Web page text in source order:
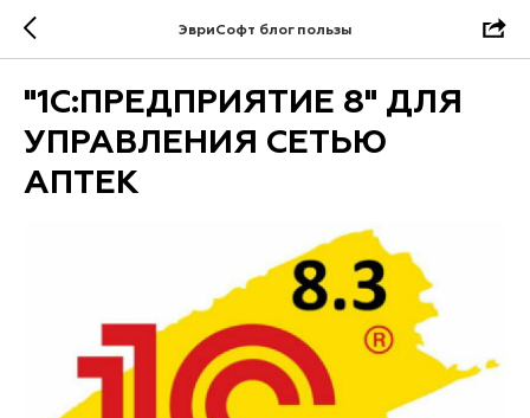
ЭвриСофт блог пользы
"1С:ПРЕДПРИЯТИЕ 8" ДЛЯ
УПРАВЛЕНИЯ СЕТЬЮ
АПТЕК